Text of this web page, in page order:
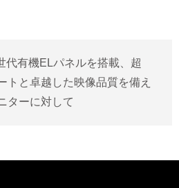
代有機ELパネルを搭載、超
トと卓越した映像品質を備え
ターに対して